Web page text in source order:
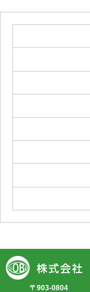
〒903-0804